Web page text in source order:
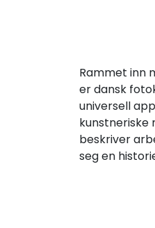
Rammet inn
er dansk
universell
kunstneriske
beskriver
seg en